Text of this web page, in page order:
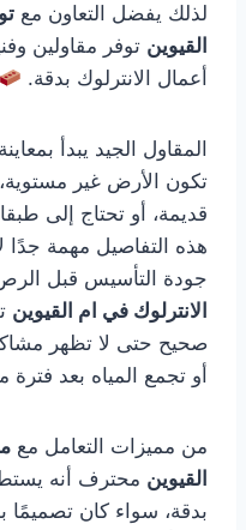
لذلك يفضل التعاون مع
القيوين توفر مقاولين
أعمال الانترلوك بدقة.
المقاول الجيد يبدأ
تكون الأرض غير مستوية،
قديمة، أو تحتاج إلى
هذه التفاصيل مهمة جدًا
جودة التأسيس قبل
الانترلوك في ام القيوين
صحيح حتى لا تظهر
أو تجمع المياه بعد
من مميزات التعامل مع
القيوين محترف أنه
بدقة، سواء كان تصميمًا